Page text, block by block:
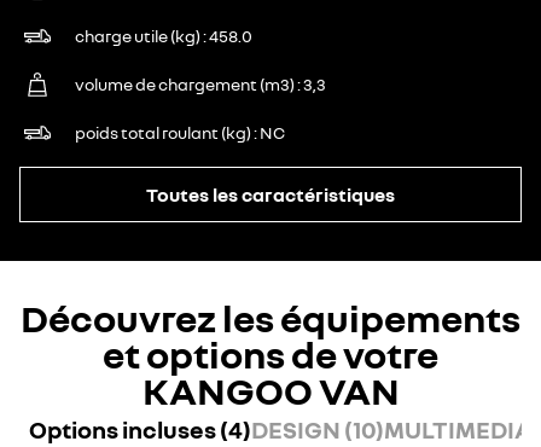
charge utile (kg) 458.0
volume de chargement (m3) 3,3
poids total roulant (kg) NC
Toutes les caractéristiques
Découvrez les équipements
et options de votre
KANGOO VAN
Options incluses (4)DESIGN (10)MULTIMEDIA